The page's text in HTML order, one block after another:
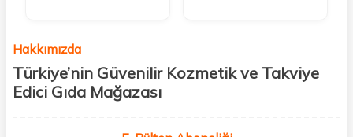
Hakkımızda
Türkiye’nin Güvenilir Kozmetik ve Takviye
Edici Gıda Mağazası
kişisel bakım hem de takviye edici gıda ürünlerini sizlerle